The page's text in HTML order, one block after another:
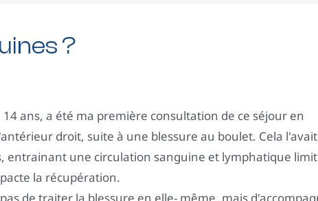
?
ans, a été ma première consultation de ce séjour en
droit, suite à une blessure au boulet. Cela l'avait
entrainant une circulation sanguine et lymphatique
la récupération.